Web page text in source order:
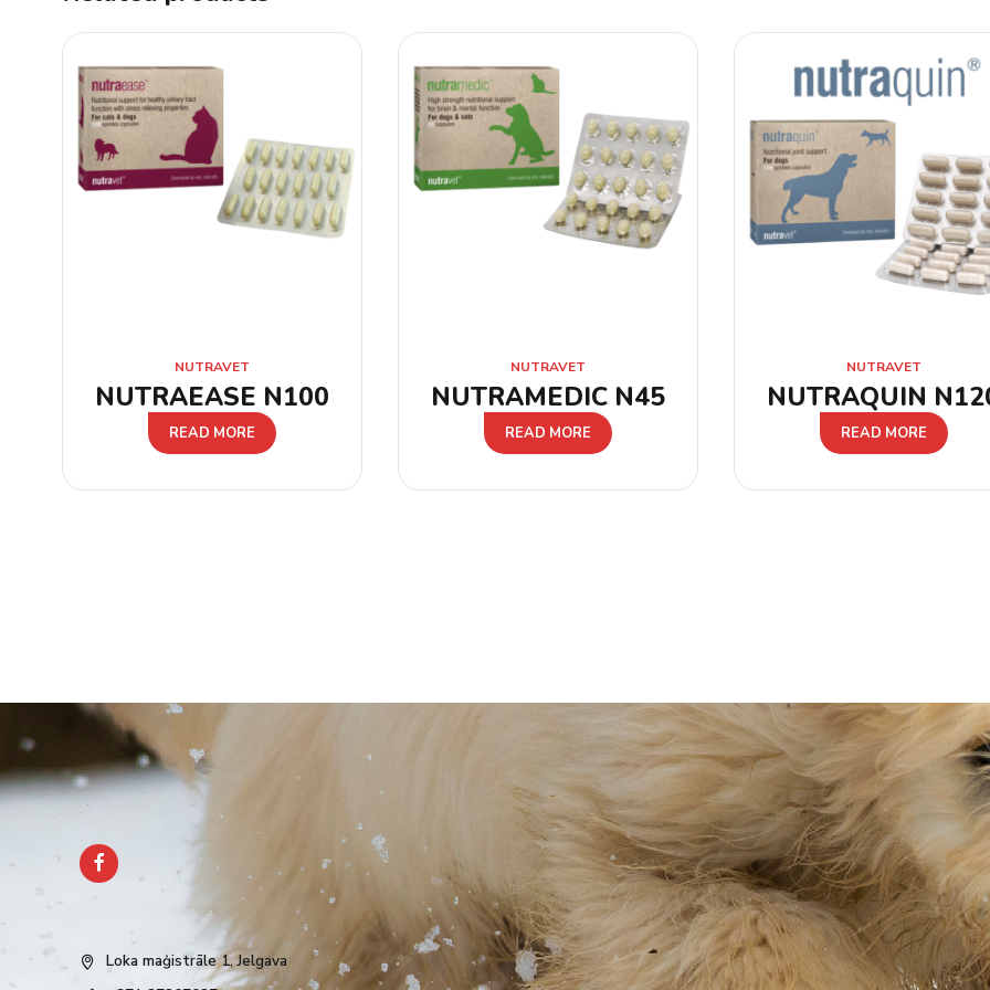
NUTRAVET
NUTRAEASE N100
READ MORE
NUTRAVET
NUTRAMEDIC N45
READ MORE
NUTRAVET
NUTRAQUIN
READ MORE
Loka maģistrāle 1, Jelgava